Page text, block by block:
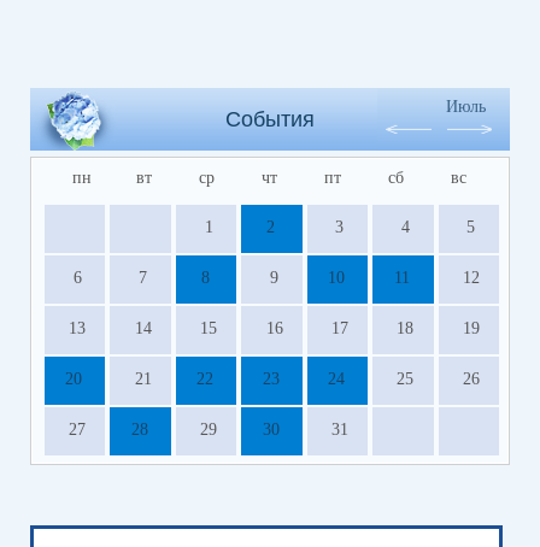
События
Июль
пн вт ср чт пт сб вс
1 2 3 4 5
6 7 8 9 10 11 12
13 14 15 16 17 18 19
20 21 22 23 24 25 26
27 28 29 30 31